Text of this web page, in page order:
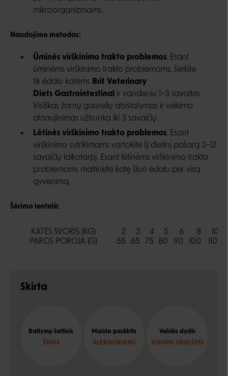
mikroorganizmams.
Naudojimo metodas:
Ūminės virškinimo trakto problemos. Esant
ūminėms virškinimo trakto problemoms, šerkite
tik ėdalu katėms Brit Veterinary
Diets Gastrointestinal ir vandeniu 1–3 savaites.
Visiškas žarnų gaurelių atsistatymas ir veikimo
atnaujinimas užtrunka iki 3 savaičių.
Lėtinės virškinimo trakto problemos. Esant
virškinimo sutrikimams vartokite šį dietinį pašarą 3–12
savaičių laikotarpį. Esant lėtinėms virškinimo trakto
problemoms maitinkite katę šiuo ėdalu per visą
gyvenimą.
Šėrimo lentelė:
KATĖS SVORIS (KG) 2 3 4 5 6 8
10
PAROS PORCIJA (G)
55 65 75 80 90 100 110
Skirta
Baltymų šaltinis
ŽUVIS
Maisto paskirtis
ALERGIŠKIEMS
Veislės dydis
VISOMS VEISLĖMS